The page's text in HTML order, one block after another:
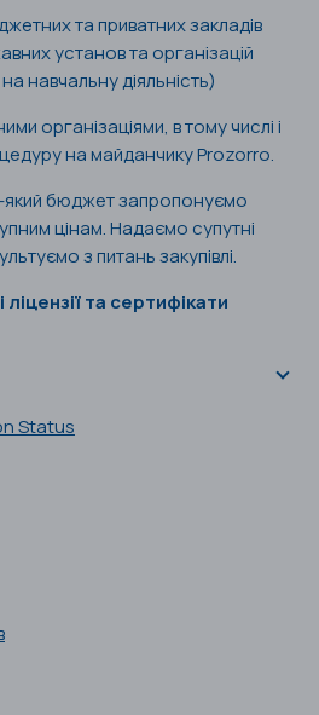
та приватних закладів
установ та організацій
навчальну діяльність)
організаціями, в тому числі і
на майданчику Prozorro.
який бюджет запропонуємо
цінам. Надаємо супутні
з питань закупівлі.
ліцензії та сертифікати